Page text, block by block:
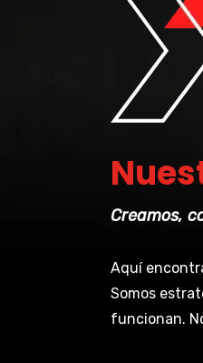
Creamos,
Aquí
Somos
funcionan.